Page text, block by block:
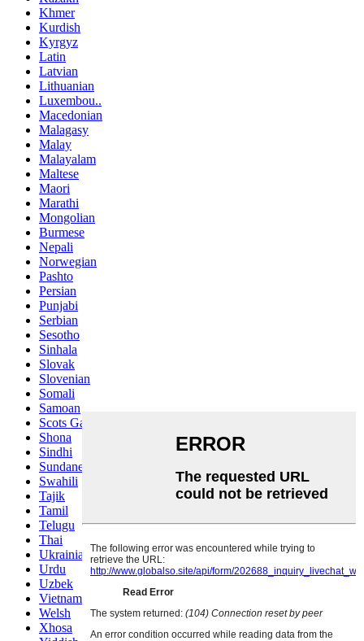
Khmer
Kurdish
Kyrgyz
Latin
Latvian
Lithuanian
Luxembou..
Macedonian
Malagasy
Malay
Malayalam
Maltese
Maori
Marathi
Mongolian
Burmese
Nepali
Norwegian
Pashto
Persian
Punjabi
Serbian
Sesotho
Sinhala
Slovak
Slovenian
Somali
Samoan
Scots Gaelic
Shona
Sindhi
Sundanese
Swahili
Tajik
Tamil
Telugu
Thai
Ukrainian
Urdu
Uzbek
Vietnamese
Welsh
Xhosa